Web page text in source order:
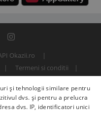
Okazii.ro
Termeni si conditii
S.R.L.
și tehnologii similare pentru
dvs. și pentru a prelucra
dvs. IP, identificatori unici